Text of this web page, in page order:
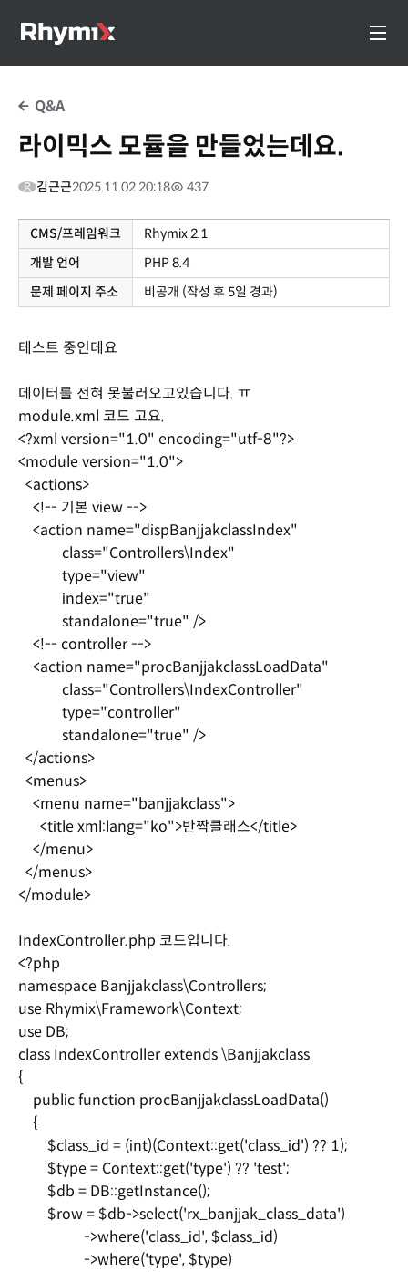
Q&A
라이믹스 모듈을 만들었는데요.
김근근2025.11.02 20:18 437
CMS/프레임워크
Rhymix 2.1
개발 언어
PHP 8.4
문제 페이지 주소
비공개 (작성 후 5일 경과)
테스트 중인데요
데이터를 전혀 못불러오고있습니다. ㅠ
module.xml 코드 고요.
<?xml version="1.0" encoding="utf-8"?>
<module version="1.0">
<actions>
<!-- 기본 view -->
<action name="dispBanjjakclassIndex"
class="Controllers\Index"
type="view"
index="true"
standalone="true" />
<!-- controller -->
<action name="procBanjjakclassLoadData"
class="Controllers\IndexController"
type="controller"
standalone="true" />
</actions>
<menus>
<menu name="banjjakclass">
<title xml:lang="ko">반짝클래스</title>
</menu>
</menus>
</module>
IndexController.php 코드입니다.
<?php
namespace Banjjakclass\Controllers;
use Rhymix\Framework\Context;
use DB;
class IndexController extends \Banjjakclass
{
public function procBanjjakclassLoadData()
{
$class_id = (int)(Context::get('class_id') ?? 1);
$type = Context::get('type') ?? 'test';
$db = DB::getInstance();
$row = $db->select('rx_banjjak_class_data')
->where('class_id', $class_id)
->where('type', $type)